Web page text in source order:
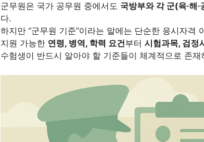
군무원은 국가 공무원 중에서도 국방부와 각 군(육·해·
다.
하지만 “군무원 기준”이라는 말에는 단순한 응시자격
지원 가능한 연령, 병역, 학력 요건부터 시험과목, 검정
수험생이 반드시 알아야 할 기준들이 체계적으로 존재